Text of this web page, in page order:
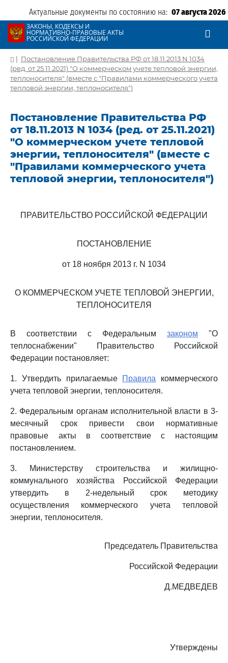
Актуальные документы по состоянию на: 07 августа 2026
ЗАКОНЫ, КОДЕКСЫ И
НОРМАТИВНО-ПРАВОВЫЕ АКТЫ
РОССИЙСКОЙ ФЕДЕРАЦИИ
| Постановление Правительства РФ от 18.11.2013 N 1034
(ред. от 25.11.2021) "О коммерческом учете тепловой энергии,
теплоносителя" (вместе с "Правилами коммерческого учета
тепловой энергии, теплоносителя")
Постановление Правительства РФ
от 18.11.2013 N 1034 (ред. от 25.11.2021)
"О коммерческом учете тепловой
энергии, теплоносителя" (вместе с
"Правилами коммерческого учета
тепловой энергии, теплоносителя")
ПРАВИТЕЛЬСТВО РОССИЙСКОЙ ФЕДЕРАЦИИ
ПОСТАНОВЛЕНИЕ
от 18 ноября 2013 г. N 1034
О КОММЕРЧЕСКОМ УЧЕТЕ ТЕПЛОВОЙ ЭНЕРГИИ,
ТЕПЛОНОСИТЕЛЯ
В соответствии с Федеральным законом "О
теплоснабжении" Правительство Российской
Федерации постановляет:
1. Утвердить прилагаемые Правила коммерческого
учета тепловой энергии, теплоносителя.
2. Федеральным органам исполнительной власти в 3-
месячный срок привести свои нормативные
правовые акты в соответствие с настоящим
постановлением.
3. Министерству строительства и жилищно-
коммунального хозяйства Российской Федерации
утвердить в 2-недельный срок методику
осуществления коммерческого учета тепловой
энергии, теплоносителя.
Председатель Правительства
Российской Федерации
Д.МЕДВЕДЕВ
Утверждены